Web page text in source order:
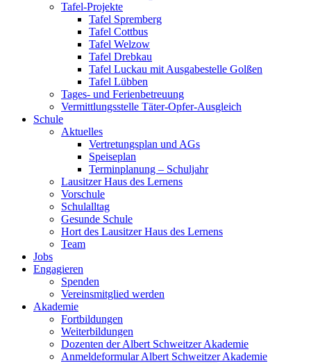
Tafel-Projekte
Tafel Spremberg
Tafel Cottbus
Tafel Welzow
Tafel Drebkau
Tafel Luckau mit Ausgabestelle Golßen
Tafel Lübben
Tages- und Ferienbetreuung
Vermittlungsstelle Täter-Opfer-Ausgleich
Schule
Aktuelles
Vertretungsplan und AGs
Speiseplan
Terminplanung – Schuljahr
Lausitzer Haus des Lernens
Vorschule
Schulalltag
Gesunde Schule
Hort des Lausitzer Haus des Lernens
Team
Jobs
Engagieren
Spenden
Vereinsmitglied werden
Akademie
Fortbildungen
Weiterbildungen
Dozenten der Albert Schweitzer Akademie
Anmeldeformular Albert Schweitzer Akademie